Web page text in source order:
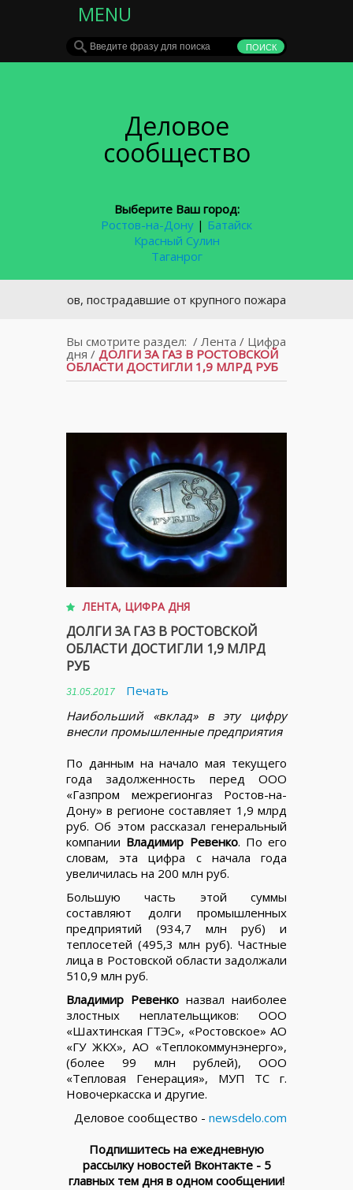
MENU
Деловое
сообщество
Выберите Ваш город:
Ростов-на-Дону | Батайск
Красный Сулин
Таганрог
домов, пострадавшие от крупного пожара в центре
Вы смотрите раздел: / Лента / Цифра
дня / ДОЛГИ ЗА ГАЗ В РОСТОВСКОЙ
ОБЛАСТИ ДОСТИГЛИ 1,9 МЛРД РУБ
ЛЕНТА, ЦИФРА ДНЯ
ДОЛГИ ЗА ГАЗ В РОСТОВСКОЙ
ОБЛАСТИ ДОСТИГЛИ 1,9 МЛРД
РУБ
31.05.2017
Печать
Наибольший «вклад» в эту цифру
внесли промышленные предприятия
По данным на начало мая текущего
года задолженность перед ООО
«Газпром межрегионгаз Ростов-на-
Дону» в регионе составляет 1,9 млрд
руб. Об этом рассказал генеральный
компании Владимир Ревенко. По его
словам, эта цифра с начала года
увеличилась на 200 млн руб.
Большую часть этой суммы
составляют долги промышленных
предприятий (934,7 млн руб) и
теплосетей (495,3 млн руб). Частные
лица в Ростовской области задолжали
510,9 млн руб.
Владимир Ревенко назвал наиболее
злостных неплательщиков: ООО
«Шахтинская ГТЭС», «Ростовское» АО
«ГУ ЖКХ», АО «Теплокоммунэнерго»,
(более 99 млн рублей), ООО
«Тепловая Генерация», МУП ТС г.
Новочеркасска и другие.
Деловое сообщество - newsdelo.com
Подпишитесь на ежедневную
рассылку новостей Вконтакте - 5
главных тем дня в одном сообщении!